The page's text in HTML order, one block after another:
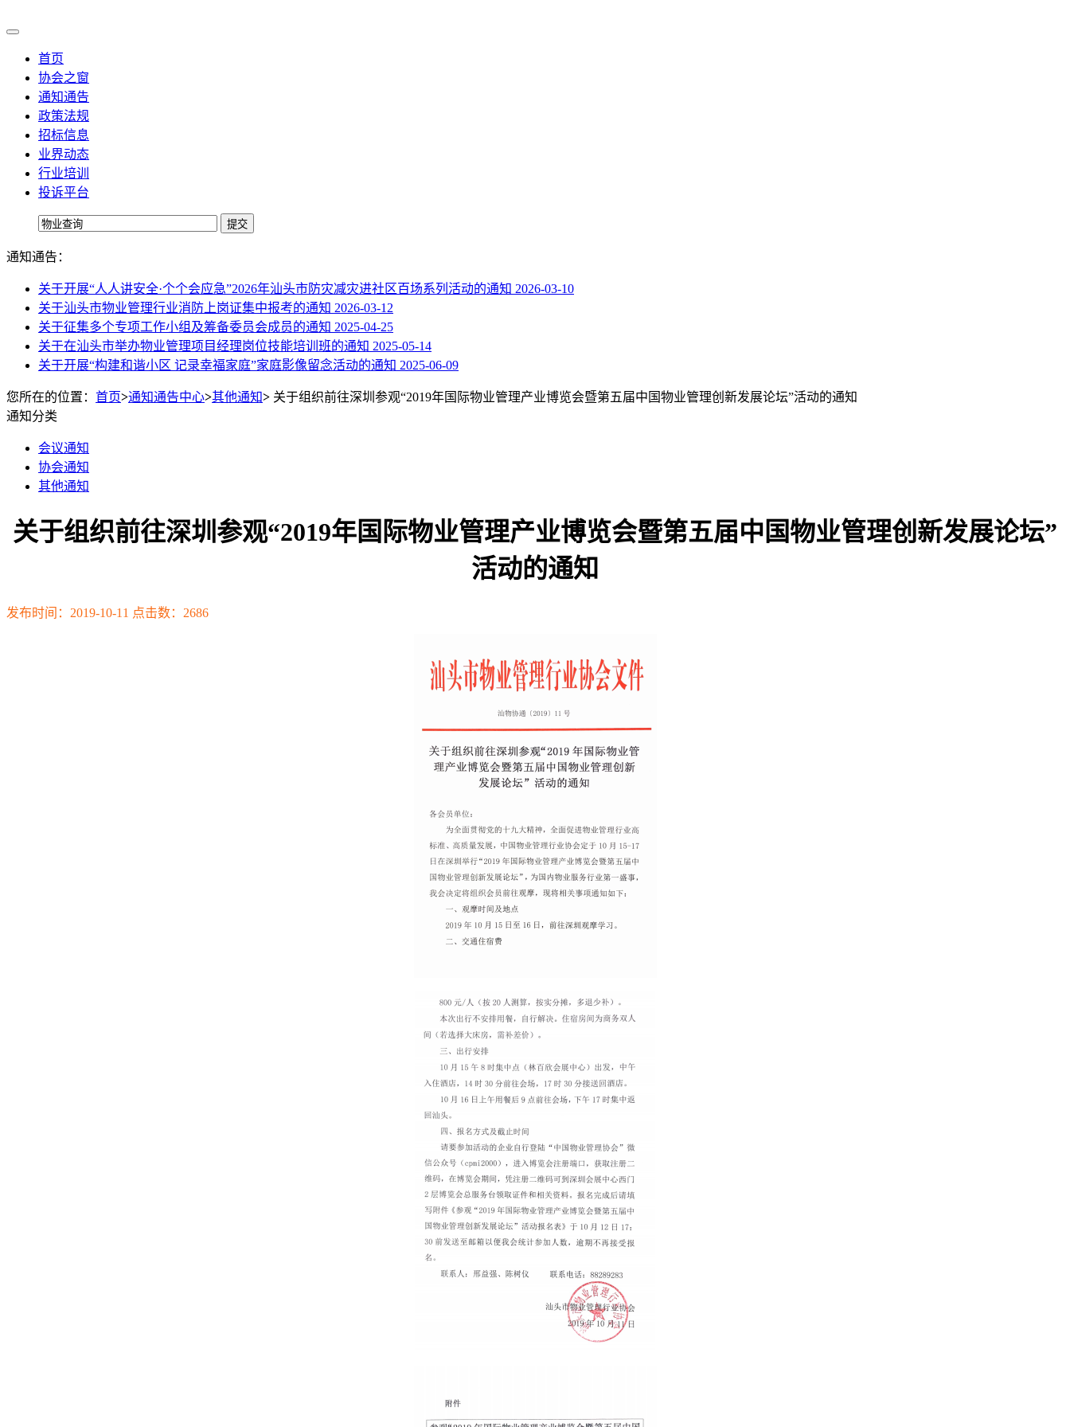
首页
协会之窗
通知通告
政策法规
招标信息
业界动态
行业培训
投诉平台
通知通告：
关于开展“人人讲安全·个个会应急”2026年汕头市防灾减灾进社区百场系列活动的通知 2026-03-10
关于汕头市物业管理行业消防上岗证集中报考的通知 2026-03-12
关于征集多个专项工作小组及筹备委员会成员的通知 2025-04-25
关于在汕头市举办物业管理项目经理岗位技能培训班的通知 2025-05-14
关于开展“构建和谐小区 记录幸福家庭”家庭影像留念活动的通知 2025-06-09
您所在的位置： 首页>通知通告中心>其他通知> 关于组织前往深圳参观“2019年国际物业管理产业博览会暨第五届中国物业管理创新发展论坛”活动的通知
通知分类
会议通知
协会通知
其他通知
关于组织前往深圳参观“2019年国际物业管理产业博览会暨第五届中国物业管理创新发展论坛”
活动的通知
发布时间：2019-10-11 点击数：2686